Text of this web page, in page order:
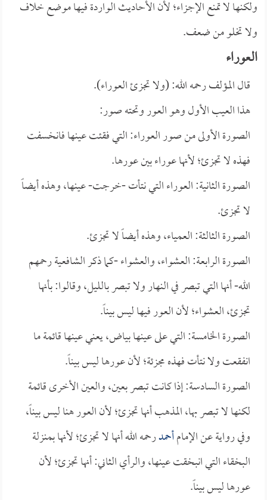
ولكنها لا تمنع الإجزاء؛ لأن الأحاديث الواردة فيها موضع خلاف
ولا تخلو من ضعف.
العوراء
قال المؤلف رحمه الله: (ولا تجزئ العوراء).
هذا العيب الأول وهو العور وتحته صور:
الصورة الأولى من صور العوراء: التي فقئت عينها فانخسفت
فهذه لا تجزئ؛ لأنها عوراء بين عورها.
الصورة الثانية: العوراء التي نتأت -خرجت- عينها، وهذه أيضاً
لا تجزئ.
الصورة الثالثة: العمياء، وهذه أيضاً لا تجزئ.
الصورة الرابعة: العشواء، والعشواء -كما ذكر الشافعية رحمهم
الله- أنها التي تبصر في النهار ولا تبصر بالليل، وقالوا: بأنها
تجزئ، العشواء؛ لأن العور فيها ليس بيناً.
الصورة الخامسة: التي على عينها بياض، يعني عينها قائمة ما
انفقعت ولا نتأت فهذه مجزئة؛ لأن عورها ليس بيناً.
الصورة السادسة: إذا كانت تبصر بعين، والعين الأخرى قائمة
لكنها لا تبصر بها، المذهب أنها تجزئ؛ لأن العور هنا ليس بيناً،
وفي رواية عن الإمامأحمدرحمه الله أنها لا تجزئ؛ لأنها بمنزلة
البخقاء التي انبخقت عينها، والرأي الثاني: أنها تجزئ؛ لأن
عورها ليس بيناً.